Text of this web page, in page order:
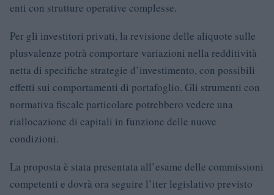
enti con strutture operative complesse.
Per gli investitori privati, la revisione delle aliquote sulle
plusvalenze potrà comportare variazioni nella redditività
netta di specifiche strategie d’investimento, con possibili
effetti sui comportamenti di portafoglio. Gli strumenti con
normativa fiscale particolare potrebbero vedere una
riallocazione di capitali in funzione delle nuove
condizioni.
La proposta è stata presentata all’esame delle commissioni
competenti e dovrà ora seguire l’iter legislativo previsto